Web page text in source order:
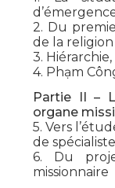
2. Du
de la religion
3.
4. Phạm
Partie II –
organe
5. Vers
de
6. Du
missionnaire